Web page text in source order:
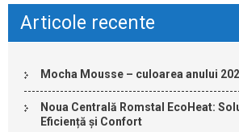
Articole recente
Mocha Mousse – culoarea anului
Noua Centrală Romstal EcoHeat:
Eficiență și Confort